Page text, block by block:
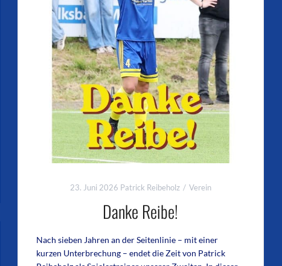
23. Juni 2026 Patrick Reibeholz Verein
Danke Reibe!
Nach sieben Jahren an der Seitenlinie – mit einer
kurzen Unterbrechung – endet die Zeit von Patrick